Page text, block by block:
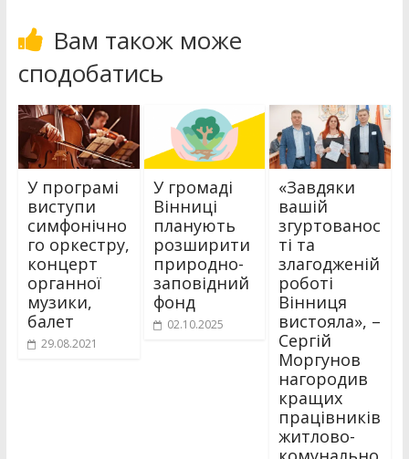
Вам також може
сподобатись
У програмі
виступи
симфонічно
го оркестру,
концерт
органної
музики,
балет
29.08.2021
У громаді
Вінниці
планують
розширити
природно-
заповідний
фонд
02.10.2025
«Завдяки
вашій
згуртованос
ті та
злагодженій
роботі
Вінниця
вистояла», –
Сергій
Моргунов
нагородив
кращих
працівників
житлово-